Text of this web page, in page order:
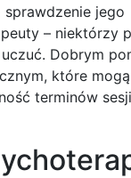
jego
– niektórzy
Dobrym
które
terminów